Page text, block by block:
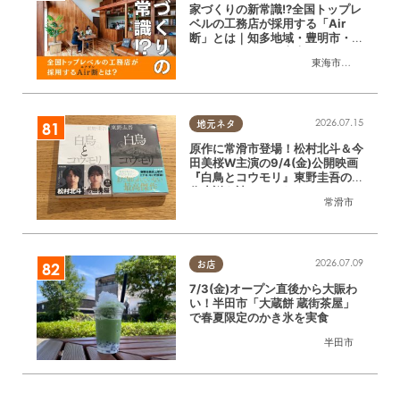
東海市大府市
家づくりの新常識!?全国トップレ
ベルの工務店が採用する「Air
断」とは｜知多地域・豊明市・緑
地元ネタ
常滑市
2026.07.15
原作に常滑市登場！松村北斗＆今
田美桜W主演の9/4(金)公開映画
『白鳥とコウモリ』東野圭吾の原
作小説を読んでみた
お店
半田市
2026.07.09
7/3(金)オープン直後から大賑わ
い！半田市「大蔵餅 蔵街茶屋」
で春夏限定のかき氷を実食